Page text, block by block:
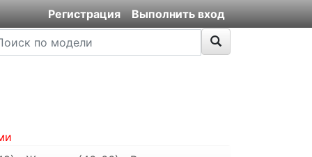
Регистрация Выполнить вход